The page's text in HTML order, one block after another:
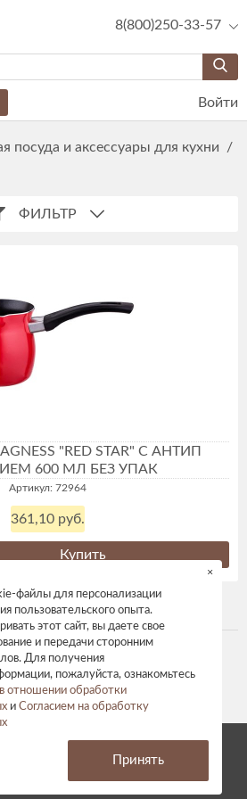
8(800)250-33-57
Войти
посуда и аксессуары для кухни
/
ФИЛЬТР
"RED STAR" С АНТИП
600 МЛ БЕЗ УПАК
Артикул: 72964
361,10 руб.
Купить
Все права защищены.
персональных данных
файлы для персонализации
пользовательского опыта.
этот сайт, вы даете свое
и передачи сторонним
Для получения
пожалуйста, ознакомьтесь
отношении обработки
и Согласием на обработку
×
Принять